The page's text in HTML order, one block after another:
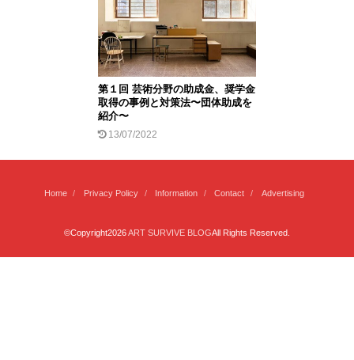
第１回 芸術分野の助成金、奨学金
取得の事例と対策法〜団体助成を
紹介〜
13/07/2022
Home Privacy Policy Information Contact Advertising
©Copyright2026ART SURVIVE BLOGAll Rights Reserved.